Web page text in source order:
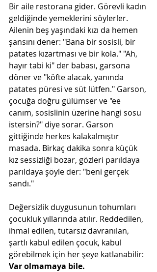
Bir aile restorana gider. Görevli kadın
geldiğinde yemeklerini söylerler.
Ailenin beş yaşındaki kızı da hemen
şansını dener: "Bana bir sosisli, bir
patates kızartması ve bir kola." "Ah,
hayır tabi ki" der babası, garsona
döner ve "köfte alacak, yanında
patates püresi ve süt lütfen." Garson,
çocuğa doğru gülümser ve "ee
canım, sosislinin üzerine hangi sosu
istersin?" diye sorar. Garson
gittiğinde herkes kalakalmıştır
masada. Birkaç dakika sonra küçük
kız sessizliği bozar, gözleri parıldaya
parıldaya şöyle der: "beni gerçek
sandı."
Değersizlik duygusunun tohumları
çocukluk yıllarında atılır. Reddedilen,
ihmal edilen, tutarsız davranılan,
şartlı kabul edilen çocuk, kabul
görebilmek için her şeye katlanabilir:
Var olmamaya bile.